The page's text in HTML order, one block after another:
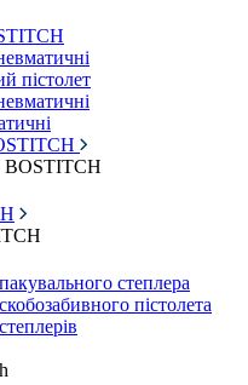
пістолет
BOSTITCH
степлера
пістолета